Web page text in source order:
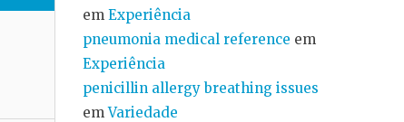
em Experiência
pneumonia medical reference em
Experiência
penicillin allergy breathing issues
emVariedade